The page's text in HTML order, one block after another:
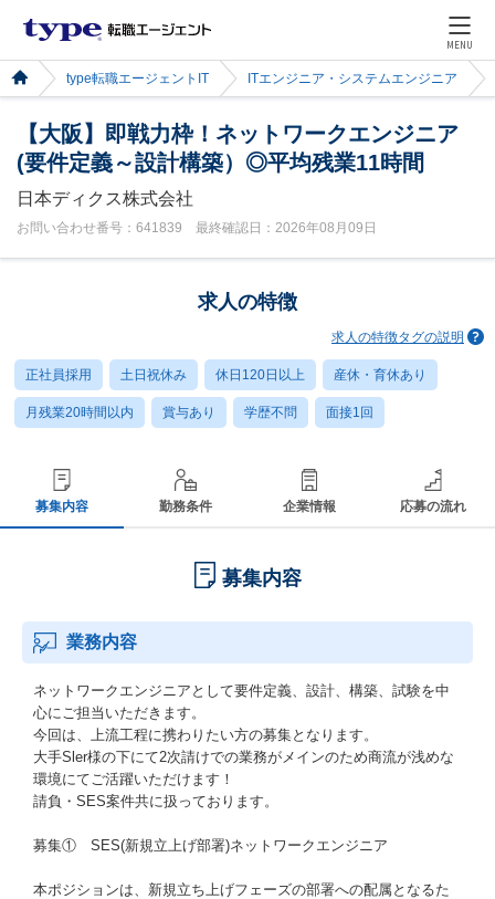
MENU
type転職エージェントIT ITエンジニア・システムエンジニア
【大阪】即戦力枠！ネットワークエンジニア
(要件定義～設計構築）◎平均残業11時間
日本ディクス株式会社
お問い合わせ番号：641839 最終確認日：2026年08月09日
求人の特徴
求人の特徴タグの説明
正社員採用 土日祝休み 休日120日以上 産休・育休あり
月残業20時間以内 賞与あり 学歴不問 面接1回
募集内容 勤務条件 企業情報 応募の流れ
募集内容
業務内容
ネットワークエンジニアとして要件定義、設計、構築、試験を中
心にご担当いただきます。
今回は、上流工程に携わりたい方の募集となります。
大手Sler様の下にて2次請けでの業務がメインのため商流が浅めな
環境にてご活躍いただけます！
請負・SES案件共に扱っております。
募集① SES(新規立上げ部署)ネットワークエンジニア
本ポジションは、新規立ち上げフェーズの部署への配属となるた